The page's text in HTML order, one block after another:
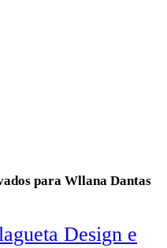
para Wllana Dantas
Design e